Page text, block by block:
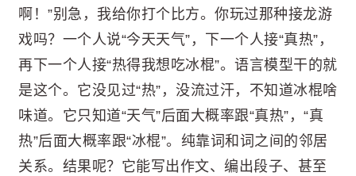
啊！”别急，我给你打个比方。你玩过那种接龙游
戏吗？一个人说“今天天气”，下一个人接“真热”，
再下一个人接“热得我想吃冰棍”。语言模型干的就
是这个。它没见过“热”，没流过汗，不知道冰棍啥
味道。它只知道“天气”后面大概率跟“真热”，“真
热”后面大概率跟“冰棍”。纯靠词和词之间的邻居
关系。结果呢？它能写出作文、编出段子、甚至